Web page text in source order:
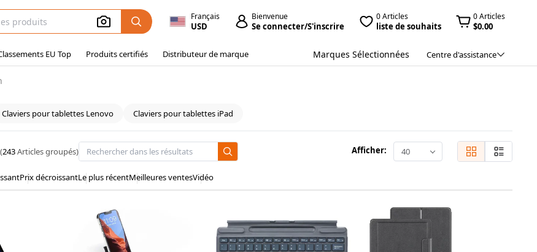
Français
USD
Bienvenue
Se connecter/S'inscrire
0 Articles
liste de souhaits
0 Articles
$0.00
EU Top Produits certifiés Distributeur de marque Marques Sélectionnées Centre d'assistance
Claviers pour tablettes Lenovo Claviers pour tablettes iPad
(243Articles groupés) Afficher: 40
Prix décroissantLe plus récentMeilleures ventesVidéo